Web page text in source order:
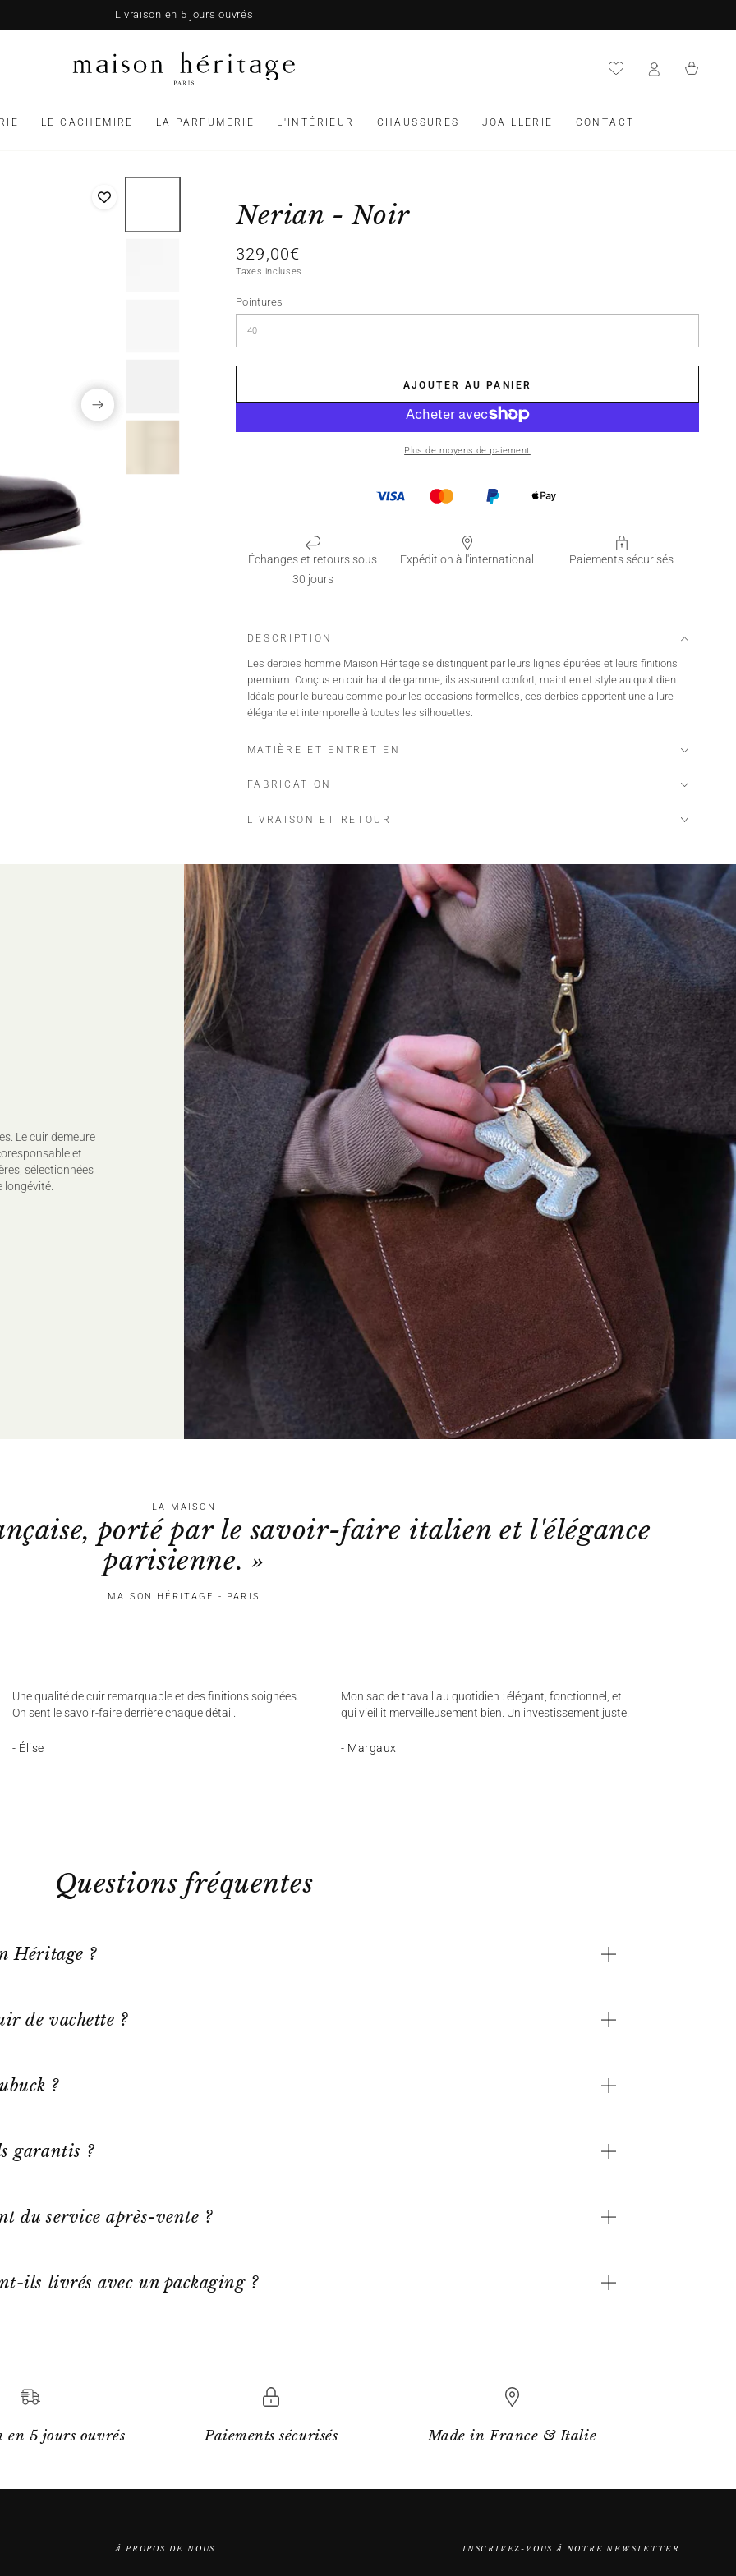
Livraison en 5 jours ouvrés
LE CACHEMIRE LA PARFUMERIE L'INTÉRIEUR CHAUSSURES JOAILLERIE CONTACT
Panier
Nerian - Noir
Prix
normal
329,00€
Taxes incluses.
Pointures
AJOUTER AU PANIER
Plus de moyens de paiement
Échanges et retours sous
30 jours
Expédition à l'international Paiements sécurisés
DESCRIPTION
Les derbies homme Maison Héritage se distinguent par leurs lignes épurées et leurs finitions
premium. Conçus en cuir haut de gamme, ils assurent confort, maintien et style au quotidien.
Idéals pour le bureau comme pour les occasions formelles, ces derbies apportent une allure
élégante et intemporelle à toutes les silhouettes.
MATIÈRE ET ENTRETIEN
FABRICATION
LIVRAISON ET RETOUR
Le cuir demeure
et
sélectionnées
longévité.
LA MAISON
porté par le savoir-faire italien et l'élégance
parisienne. »
MAISON HÉRITAGE - PARIS
Une qualité de cuir remarquable et des finitions soignées.
On sent le savoir-faire derrière chaque détail.
- Élise
Mon sac de travail au quotidien : élégant, fonctionnel, et
qui vieillit merveilleusement bien. Un investissement juste.
- Margaux
Questions fréquentes
Héritage ?
de vachette ?
?
garantis ?
du service après-vente ?
ils livrés avec un packaging ?
5 jours ouvrés Paiements sécurisés Made in France & Italie
À PROPOS DE NOUS INSCRIVEZ-VOUS À NOTRE NEWSLETTER